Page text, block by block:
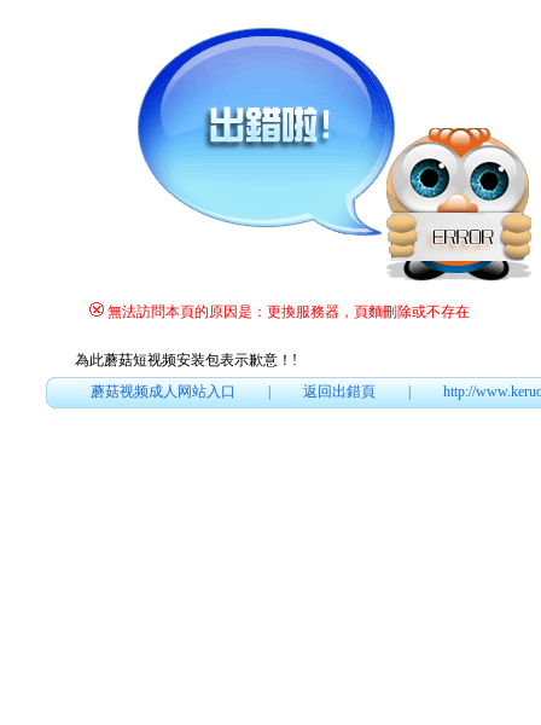
無法訪問本頁的原因是：更換服務器，頁麵刪除或不存在
為此蘑菇短视频安装包表示歉意！ !
蘑菇视频成人网站入口|返回出錯頁|http://